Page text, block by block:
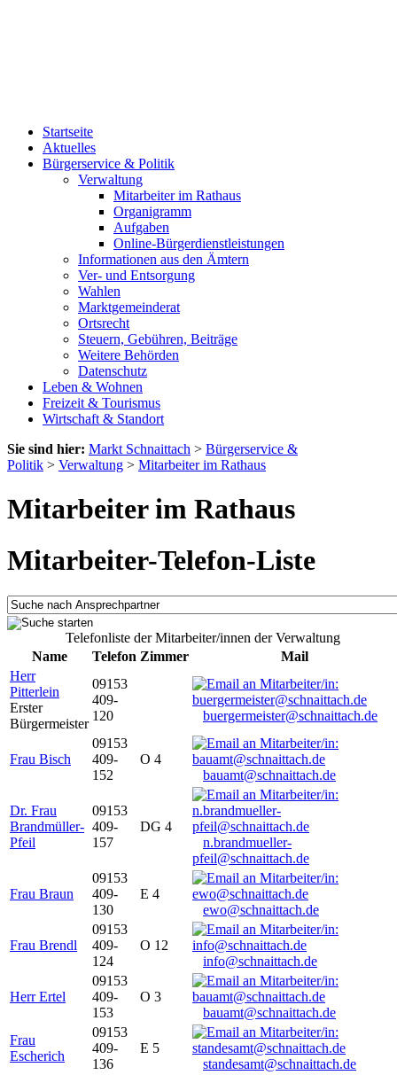
Startseite
Aktuelles
Bürgerservice & Politik
Verwaltung
Mitarbeiter im Rathaus
Organigramm
Aufgaben
Online-Bürgerdienstleistungen
Informationen aus den Ämtern
Ver- und Entsorgung
Wahlen
Marktgemeinderat
Ortsrecht
Steuern, Gebühren, Beiträge
Weitere Behörden
Datenschutz
Leben & Wohnen
Freizeit & Tourismus
Wirtschaft & Standort
Sie sind hier: Markt Schnaittach > Bürgerservice &
Politik > Verwaltung > Mitarbeiter im Rathaus
Mitarbeiter im Rathaus
Mitarbeiter-Telefon-Liste
Telefonliste der Mitarbeiter/innen der Verwaltung
Name
Telefon Zimmer
Mail
Herr
Pitterlein
Erster
Bürgermeister
09153
409-
120
buergermeister@schnaittach.de
Frau Bisch
09153
409-
152
O 4
bauamt@schnaittach.de
Dr. Frau
Brandmüller-
Pfeil
09153
409-
157
DG 4
n.brandmueller-
pfeil@schnaittach.de
Frau Braun
09153
409-
130
E 4
ewo@schnaittach.de
Frau Brendl
09153
409-
124
O 12
info@schnaittach.de
Herr Ertel
09153
409-
153
O 3
bauamt@schnaittach.de
Frau
Escherich
09153
409-
136
E 5
standesamt@schnaittach.de